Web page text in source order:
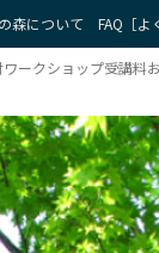
森について FAQ［よ
ークショップ受講料